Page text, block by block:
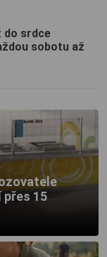
do srdce
sobotu až
přes 15